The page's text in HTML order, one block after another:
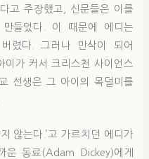
고 주장했고, 신문들은 이를
들었다. 이 때문에 에디는
렸다. 그러나 만삭이 되어
이가 커서 크리스천 사이언스
선생은 그 아이의 목덜미를
않는다.’고 가르치던 에디가
운 동료(Adam Dickey)에게